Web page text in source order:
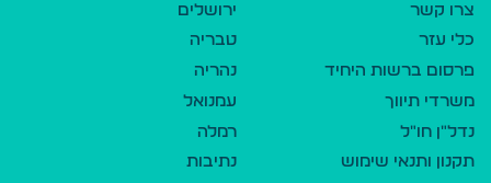
צרו קשר
כלי עזר
פרסום ברשות היחיד
משרדי תיווך
נדל"ן חו"ל
תקנון ותנאי שימוש
ירושלים
טבריה
נהריה
עמנואל
רמלה
נתיבות